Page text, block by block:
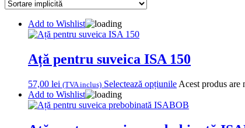
Add to Wishlist
Ață pentru suveica ISA 150
57,00 lei (TVA inclus) Selectează opțiunile Acest produs
Add to Wishlist